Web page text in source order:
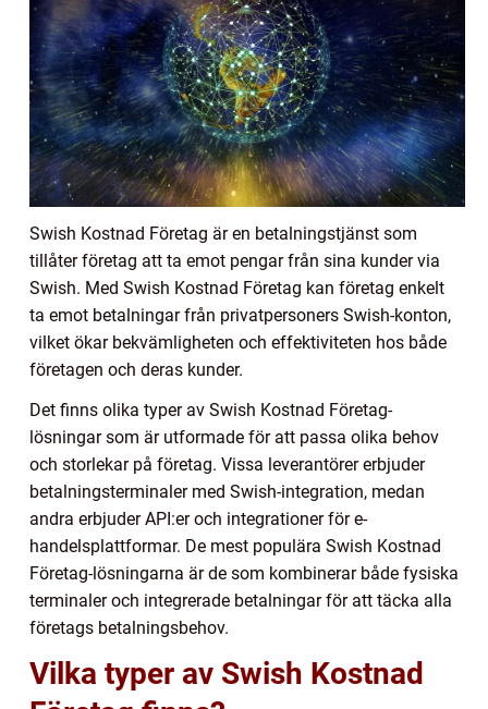
Swish Kostnad Företag är en betalningstjänst som
tillåter företag att ta emot pengar från sina kunder via
Swish. Med Swish Kostnad Företag kan företag enkelt
ta emot betalningar från privatpersoners Swish-konton,
vilket ökar bekvämligheten och effektiviteten hos både
företagen och deras kunder.
Det finns olika typer av Swish Kostnad Företag-
lösningar som är utformade för att passa olika behov
och storlekar på företag. Vissa leverantörer erbjuder
betalningsterminaler med Swish-integration, medan
andra erbjuder API:er och integrationer för e-
handelsplattformar. De mest populära Swish Kostnad
Företag-lösningarna är de som kombinerar både fysiska
terminaler och integrerade betalningar för att täcka alla
företags betalningsbehov.
Vilka typer av Swish Kostnad